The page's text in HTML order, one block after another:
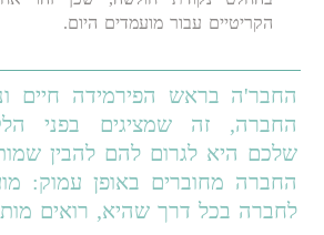
הקריטיים עבור מועמדים היום.
החבר'ה בראש הפירמידה חיים
החברה, זה שמציגים בפני
שלכם היא לגרום להם להבין
החברה מחוברים באופן עמוק:
לחברה בכל דרך שהיא, רואים